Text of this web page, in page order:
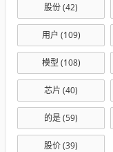
股份(42)
用户 (109)
模型 (108)
芯片 (40)
的是(59)
股价(39)